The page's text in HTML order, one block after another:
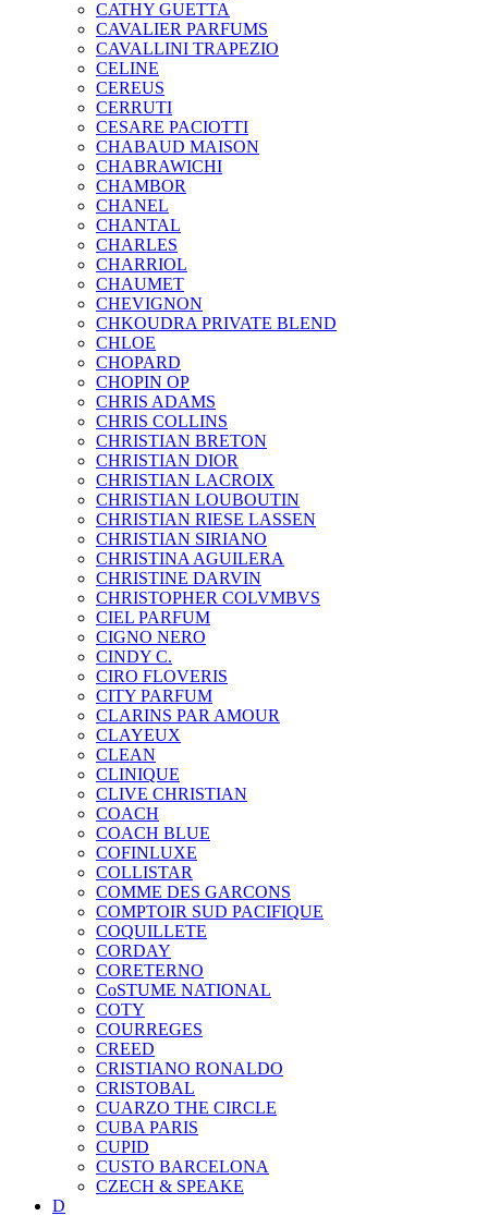
CATHY GUETTA
CAVALIER PARFUMS
CAVALLINI TRAPEZIO
CELINE
CEREUS
CERRUTI
CESARE PACIOTTI
CHABAUD MAISON
CHABRAWICHI
CHAMBOR
CHANEL
CHANTAL
CHARLES
CHARRIOL
CHAUMET
CHEVIGNON
CHKOUDRA PRIVATE BLEND
CHLOE
CHOPARD
CHOPIN OP
CHRIS ADAMS
CHRIS COLLINS
CHRISTIAN BRETON
CHRISTIAN DIOR
CHRISTIAN LACROIX
CHRISTIAN LOUBOUTIN
CHRISTIAN RIESE LASSEN
CHRISTIAN SIRIANO
CHRISTINA AGUILERA
CHRISTINE DARVIN
CHRISTOPHER COLVMBVS
CIEL PARFUM
CIGNO NERO
CINDY C.
CIRO FLOVERIS
CITY PARFUM
CLARINS PAR AMOUR
CLAYEUX
CLEAN
CLINIQUE
CLIVE CHRISTIAN
COACH
COACH BLUE
COFINLUXE
COLLISTAR
COMME DES GARCONS
COMPTOIR SUD PACIFIQUE
COQUILLETE
CORDAY
CORETERNO
CoSTUME NATIONAL
COTY
COURREGES
CREED
CRISTIANO RONALDO
CRISTOBAL
CUARZO THE CIRCLE
CUBA PARIS
CUPID
CUSTO BARCELONA
CZECH & SPEAKE
D